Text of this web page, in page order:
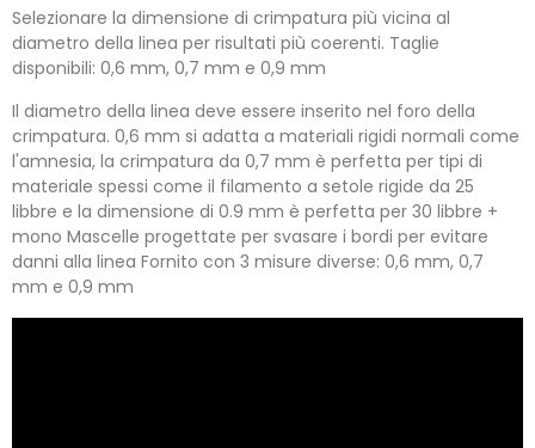
Selezionare la dimensione di crimpatura più vicina al
diametro della linea per risultati più coerenti. Taglie
disponibili: 0,6 mm, 0,7 mm e 0,9 mm
Il diametro della linea deve essere inserito nel foro della
crimpatura. 0,6 mm si adatta a materiali rigidi normali come
l'amnesia, la crimpatura da 0,7 mm è perfetta per tipi di
materiale spessi come il filamento a setole rigide da 25
libbre e la dimensione di 0.9 mm è perfetta per 30 libbre +
mono Mascelle progettate per svasare i bordi per evitare
danni alla linea Fornito con 3 misure diverse: 0,6 mm, 0,7
mm e 0,9 mm